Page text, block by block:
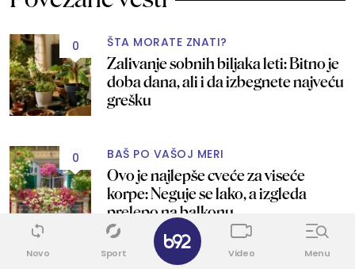
0 ŠTA MORATE ZNATI?
Zalivanje sobnih biljaka leti: Bitno je
doba dana, ali i da izbegnete najveću
grešku
0 BAŠ PO VAŠOJ MERI
Ovo je najlepše cveće za viseće
korpe: Neguje se lako, a izgleda
prelepo na balkonu
UZALUD JE...
Novo Sport Video Menu
✕